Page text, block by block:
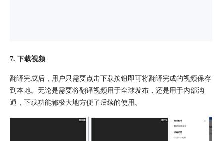
7. 下载视频
翻译完成后，用户只需要点击下载按钮即可将翻译完成的视频保存
到本地。无论是需要将翻译视频用于全球发布，还是用于内部沟
通，下载功能都极大地方便了后续的使用。